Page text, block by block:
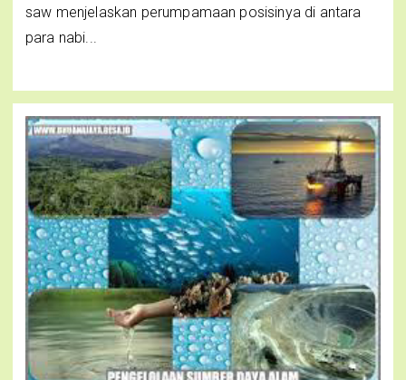
saw menjelaskan perumpamaan posisinya di antara
para nabi...